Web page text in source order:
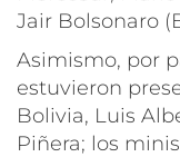
Jair Bolsonaro
Asimismo, por
estuvieron
Bolivia, Luis
Piñera; los